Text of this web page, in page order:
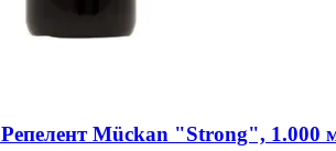
Репелент Mückan "Strong", 1.000